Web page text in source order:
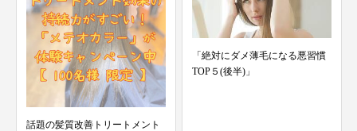
話題の髪質改善トリートメント
「絶対にダメ薄毛になる悪習慣
TOP５(後半)」